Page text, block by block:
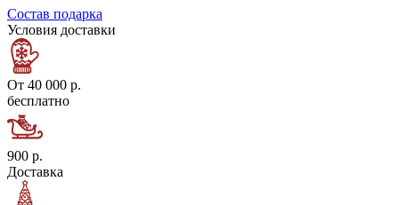
Состав подарка
Условия доставки
От 40 000 р.
бесплатно
900 р.
Доставка